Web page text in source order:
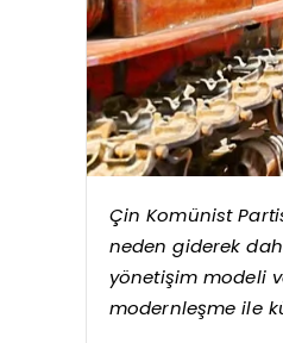
Çin Komünist
neden giderek
yönetişim modeli
modernleşme ile